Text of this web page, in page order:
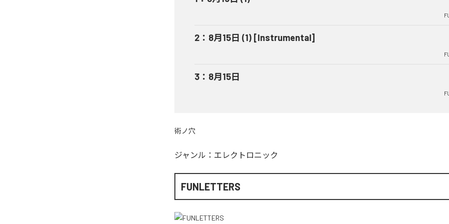
2 ： 8月15日 (1) [Instrumental]
3 ： 8月15日
術ノ穴
ジャンル： エレクトロニック
FUNLETTERS